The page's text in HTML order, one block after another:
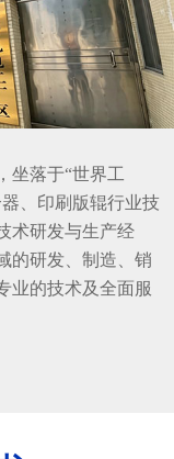
坐落于“世界工
、印刷版辊行业技
术研发与生产经
的研发、制造、销
业的技术及全面服